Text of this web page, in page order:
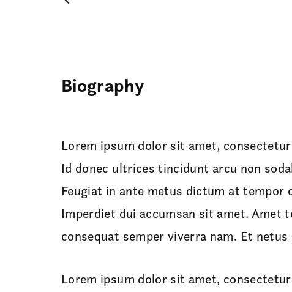
Biography
Lorem ipsum dolor sit amet,
Id donec ultrices tincidunt arcu non
Feugiat in ante metus dictum at tempor
Imperdiet dui accumsan sit amet. Amet
consequat semper viverra nam. Et
Lorem ipsum dolor sit amet,